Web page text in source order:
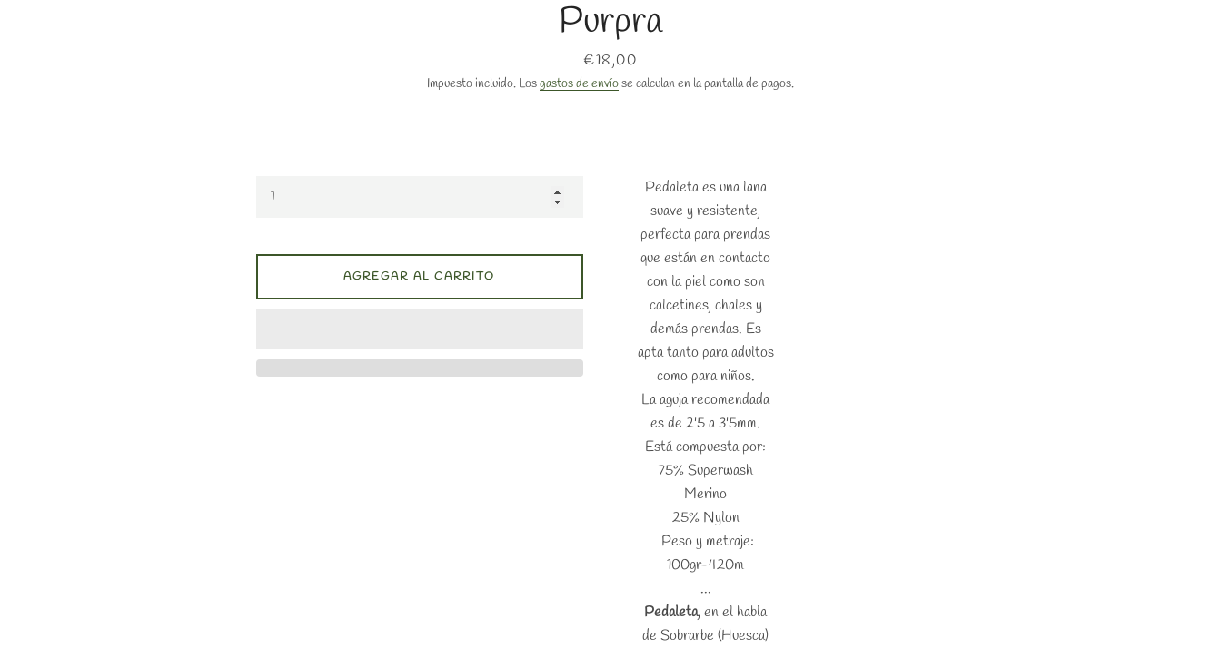
Purpra
Precio
€18,00
Impuesto incluido. Losgastos de envíose calculan en la pantalla de pagos.
Pedaleta es una lana
suave y resistente,
perfecta para prendas
que están en contacto
con la piel como son
calcetines, chales y
demás prendas. Es
apta tanto para adultos
como para niños.
La aguja recomendada
es de 2'5 a 3'5mm.
Está compuesta por:
75% Superwash
Merino
25% Nylon
Peso y metraje:
100gr-420m
...
Pedaleta, en el habla
de Sobrarbe (Huesca)
AGREGAR AL CARRITO